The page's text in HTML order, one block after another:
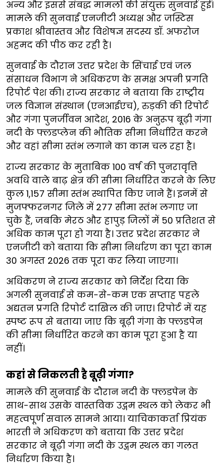
अन्य और इससे संबद्ध मामलों की संयुक्त सुनवाई हुई।
मामले की सुनवाई एनजीटी अध्यक्ष और जस्टिस
प्रकाश श्रीवास्तव और विशेषज्ञ सदस्य डॉ. अफरोज
अहमद की पीठ कर रही है।
सुनवाई के दौरान उत्तर प्रदेश के सिंचाई एवं जल
संसाधन विभाग ने अधिकरण के समक्ष अपनी प्रगति
रिपोर्ट पेश की। राज्य सरकार ने बताया कि राष्ट्रीय
जल विज्ञान संस्थान (एनआईएच), रुड़की की रिपोर्ट
और गंगा पुनर्जीवन आदेश, 2016 के अनुरूप बूढ़ी गंगा
नदी के फ्लडप्लेन की भौतिक सीमा निर्धारित करने
और वहां सीमा स्तंभ लगाने का काम चल रहा है।
राज्य सरकार के मुताबिक 100 वर्ष की पुनरावृत्ति
अवधि वाले बाढ़ क्षेत्र की सीमा निर्धारित करने के लिए
कुल 1,157 सीमा स्तंभ स्थापित किए जाने हैं। इनमें से
मुजफ्फरनगर जिले में 277 सीमा स्तंभ लगाए जा
चुके हैं, जबकि मेरठ और हापुड़ जिलों में 50 प्रतिशत से
अधिक काम पूरा हो गया है। उत्तर प्रदेश सरकार ने
एनजीटी को बताया कि सीमा निर्धारण का पूरा काम
30 अगस्त 2026 तक पूरा कर लिया जाएगा।
अधिकरण ने राज्य सरकार को निर्देश दिया कि
अगली सुनवाई से कम-से-कम एक सप्ताह पहले
अद्यतन प्रगति रिपोर्ट दाखिल की जाए। रिपोर्ट में यह
स्पष्ट रूप से बताया जाए कि बूढ़ी गंगा के फ्लडपेन
की सीमा निर्धारित करने का काम पूरा हुआ है या
नहीं।
कहां से निकलती है बूढ़ी गंगा?
मामले की सुनवाई के दौरान नदी के फ्लडपेन के
साथ-साथ उसके वास्तविक उद्गम स्थल को लेकर भी
महत्वपूर्ण सवाल सामने आया। याचिकाकर्ता प्रियंक
भारती ने अधिकरण को बताया कि उत्तर प्रदेश
सरकार ने बूढ़ी गंगा नदी के उद्गम स्थल का गलत
निर्धारण किया है।